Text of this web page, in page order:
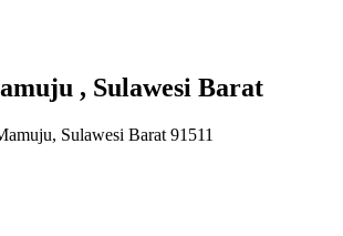
, Sulawesi Barat
Sulawesi Barat 91511